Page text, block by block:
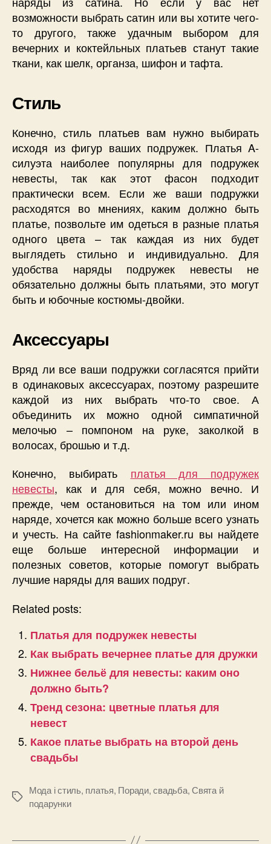
возможности выбрать сатин или вы хотите чего-
то другого, также удачным выбором для
вечерних и коктейльных платьев станут такие
ткани, как шелк, органза, шифон и тафта.
Стиль
Конечно, стиль платьев вам нужно выбирать
исходя из фигур ваших подружек. Платья A-
силуэта наиболее популярны для подружек
невесты, так как этот фасон подходит
практически всем. Если же ваши подружки
расходятся во мнениях, каким должно быть
платье, позвольте им одеться в разные платья
одного цвета – так каждая из них будет
выглядеть стильно и индивидуально. Для
удобства наряды подружек невесты не
обязательно должны быть платьями, это могут
быть и юбочные костюмы-двойки.
Аксессуары
Вряд ли все ваши подружки согласятся прийти
в одинаковых аксессуарах, поэтому разрешите
каждой из них выбрать что-то свое. А
объединить их можно одной симпатичной
мелочью – помпоном на руке, заколкой в
волосах, брошью и т.д.
Конечно, выбирать платья для подружек
невесты, как и для себя, можно вечно. И
прежде, чем остановиться на том или ином
наряде, хочется как можно больше всего узнать
и учесть. На сайте fashionmaker.ru вы найдете
еще больше интересной информации и
полезных советов, которые помогут выбрать
лучшие наряды для ваших подруг.
Related posts:
Платья для подружек невесты
Как выбрать вечернее платье для дружки
Нижнее бельё для невесты: каким оно
должно быть?
Тренд сезона: цветные платья для
невест
Какое платье выбрать на второй день
свадьбы
Позначки
Мода і стиль, платья, Поради,свадьба,Свята й
подарунки